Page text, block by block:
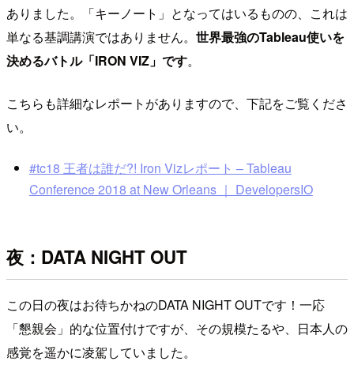
ありました。「キーノート」となってはいるものの、これは
単なる基調講演ではありません。 世界最強のTableau使いを
決めるバトル「IRON VIZ」です。
こちらも詳細なレポートがありますので、下記をご覧くださ
い。
#tc18 王者は誰だ?! Iron Vizレポート – Tableau
Conference 2018 at New Orleans ｜ DevelopersIO
夜：DATA NIGHT OUT
この日の夜はお待ちかねのDATA NIGHT OUTです！一応
「懇親会」的な位置付けですが、その規模たるや、日本人の
感覚を遥かに凌駕していました。